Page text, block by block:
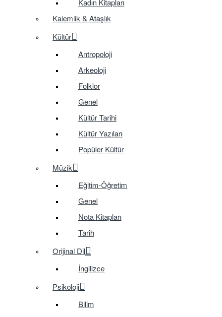
Kalemlik & Ataşlık
Kültür
Antropoloji
Arkeoloji
Folklor
Genel
Kültür Tarihi
Kültür Yazıları
Popüler Kültür
Müzik
Eğitim-Öğretim
Genel
Nota Kitapları
Tarih
Orijinal Dil
İngilizce
Psikoloji
Bilim